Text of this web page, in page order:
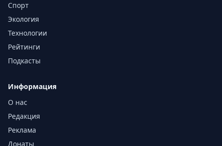
Спорт
Экология
Технологии
Рейтинги
Подкасты
Информация
О нас
Редакция
Реклама
Донаты